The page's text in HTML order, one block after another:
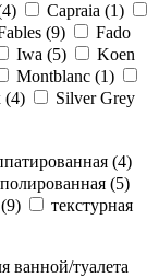
Capraia (1)
(9)
Fado
Iwa (5)
Koen
Montblanc (1)
(4)
Silver Grey
(4)
полированная (5)
(9)
текстурная
ванной/туалета